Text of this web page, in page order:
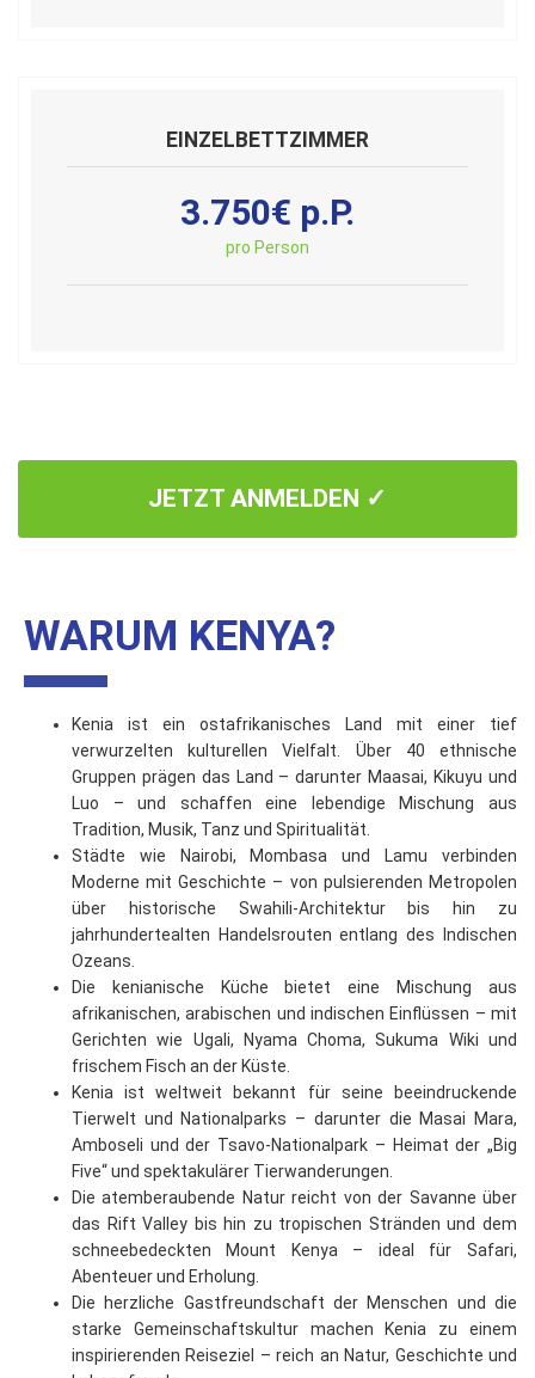
EINZELBETTZIMMER
3.750€ p.P.
pro Person
JETZT ANMELDEN ✓
WARUM KENYA?
Kenia ist ein ostafrikanisches Land mit einer tief
verwurzelten kulturellen Vielfalt. Über 40 ethnische
Gruppen prägen das Land – darunter Maasai, Kikuyu und
Luo – und schaffen eine lebendige Mischung aus
Tradition, Musik, Tanz und Spiritualität.
Städte wie Nairobi, Mombasa und Lamu verbinden
Moderne mit Geschichte – von pulsierenden Metropolen
über historische Swahili-Architektur bis hin zu
jahrhundertealten Handelsrouten entlang des Indischen
Ozeans.
Die kenianische Küche bietet eine Mischung aus
afrikanischen, arabischen und indischen Einflüssen – mit
Gerichten wie Ugali, Nyama Choma, Sukuma Wiki und
frischem Fisch an der Küste.
Kenia ist weltweit bekannt für seine beeindruckende
Tierwelt und Nationalparks – darunter die Masai Mara,
Amboseli und der Tsavo-Nationalpark – Heimat der „Big
Five“ und spektakulärer Tierwanderungen.
Die atemberaubende Natur reicht von der Savanne über
das Rift Valley bis hin zu tropischen Stränden und dem
schneebedeckten Mount Kenya – ideal für Safari,
Abenteuer und Erholung.
Die herzliche Gastfreundschaft der Menschen und die
starke Gemeinschaftskultur machen Kenia zu einem
inspirierenden Reiseziel – reich an Natur, Geschichte und